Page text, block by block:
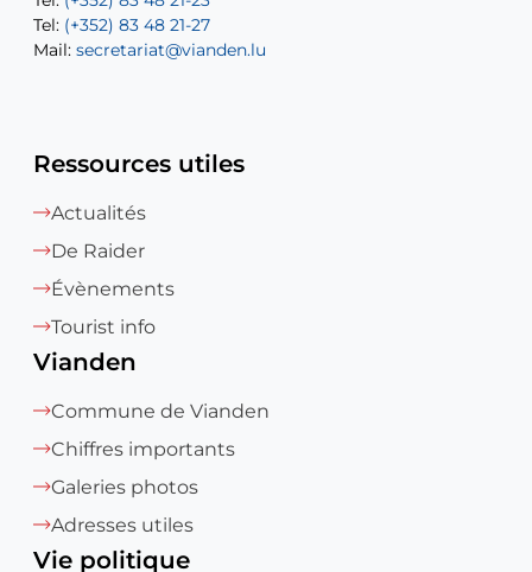
Tel: (+352) 83 48 21-27
Mail: secretariat@vianden.lu
Mail:sofia.carvalho@vianden.lu
Mail: diane.storn@vianden.lu
Ressources utiles
Actualités
De Raider
Évènements
Tourist info
Vianden
Commune de Vianden
Chiffres importants
Galeries photos
Adresses utiles
Vie politique